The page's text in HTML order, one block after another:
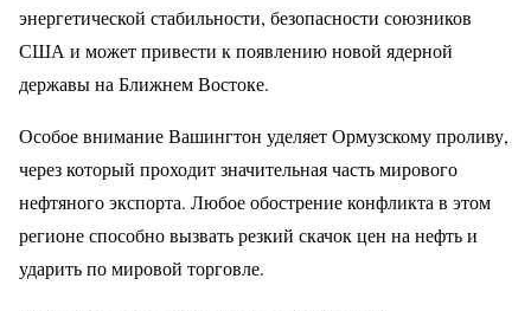
энергетической стабильности, безопасности союзников
США и может привести к появлению новой ядерной
державы на Ближнем Востоке.
Особое внимание Вашингтон уделяет Ормузскому проливу,
через который проходит значительная часть мирового
нефтяного экспорта. Любое обострение конфликта в этом
регионе способно вызвать резкий скачок цен на нефть и
ударить по мировой торговле.